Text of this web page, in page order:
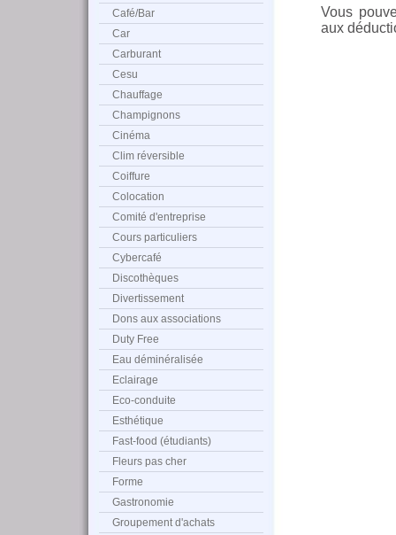
Vous
aux
Café/Bar
Car
Carburant
Cesu
Chauffage
Champignons
Cinéma
Clim réversible
Coiffure
Colocation
Comité d'entreprise
Cours particuliers
Cybercafé
Discothèques
Divertissement
Dons aux associations
Duty Free
Eau déminéralisée
Eclairage
Eco-conduite
Esthétique
Fast-food (étudiants)
Fleurs pas cher
Forme
Gastronomie
Groupement d'achats